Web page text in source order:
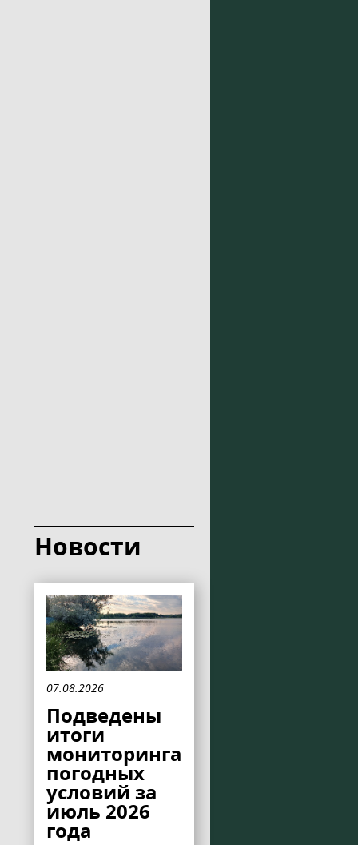
Новости
07.08.2026
Подведены
итоги
мониторинга
погодных
условий за
июль 2026
года